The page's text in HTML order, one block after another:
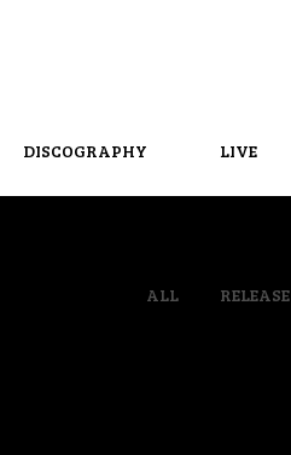
DISCOGRAPHY LIVE
ALL RELEASE